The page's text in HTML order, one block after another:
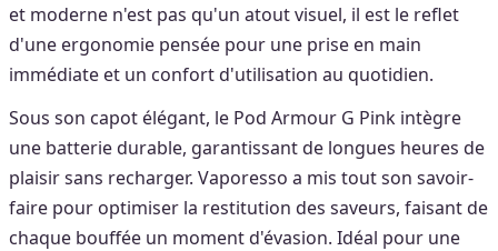
et moderne n'est pas qu'un atout visuel, il est le reflet
d'une ergonomie pensée pour une prise en main
immédiate et un confort d'utilisation au quotidien.
Sous son capot élégant, le Pod Armour G Pink intègre
une batterie durable, garantissant de longues heures de
plaisir sans recharger. Vaporesso a mis tout son savoir-
faire pour optimiser la restitution des saveurs, faisant de
chaque bouffée un moment d'évasion. Idéal pour une